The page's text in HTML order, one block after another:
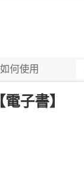
如何使用
子書】